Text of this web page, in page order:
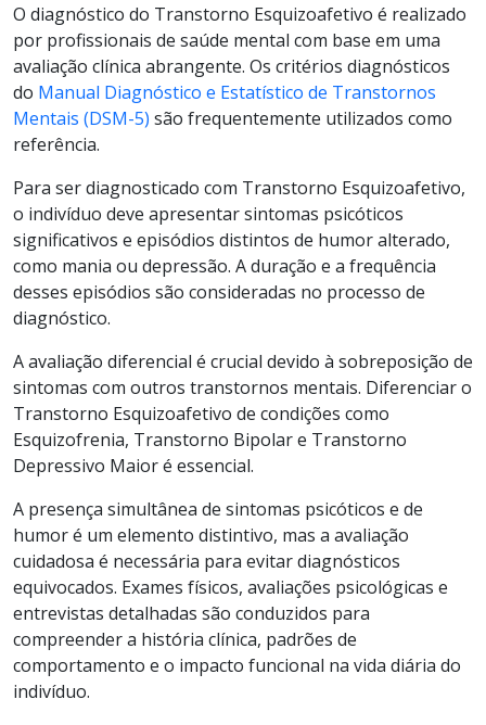
O diagnóstico do Transtorno Esquizoafetivo é realizado
por profissionais de saúde mental com base em uma
avaliação clínica abrangente. Os critérios diagnósticos
do Manual Diagnóstico e Estatístico de Transtornos
Mentais (DSM-5) são frequentemente utilizados como
referência.
Para ser diagnosticado com Transtorno Esquizoafetivo,
o indivíduo deve apresentar sintomas psicóticos
significativos e episódios distintos de humor alterado,
como mania ou depressão. A duração e a frequência
desses episódios são consideradas no processo de
diagnóstico.
A avaliação diferencial é crucial devido à sobreposição de
sintomas com outros transtornos mentais. Diferenciar o
Transtorno Esquizoafetivo de condições como
Esquizofrenia, Transtorno Bipolar e Transtorno
Depressivo Maior é essencial.
A presença simultânea de sintomas psicóticos e de
humor é um elemento distintivo, mas a avaliação
cuidadosa é necessária para evitar diagnósticos
equivocados. Exames físicos, avaliações psicológicas e
entrevistas detalhadas são conduzidos para
compreender a história clínica, padrões de
comportamento e o impacto funcional na vida diária do
indivíduo.